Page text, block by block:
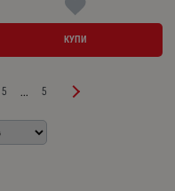
КУПИ
5 ... 5